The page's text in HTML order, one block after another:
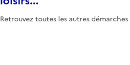
Retrouvez toutes les autres